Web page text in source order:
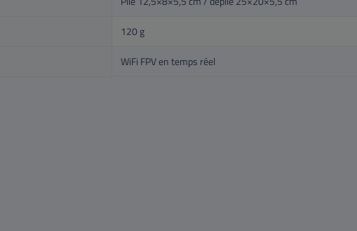
120 g
WiFi FPV en temps réel